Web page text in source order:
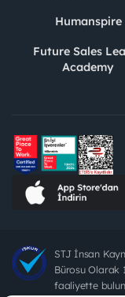
Humanspire
Future Sales
Academy
STJ İnsan
Bürosu Olarak
faaliyette